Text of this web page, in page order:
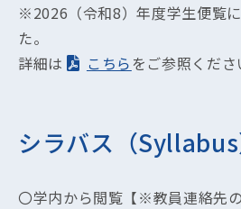
※2026（令和8）年度学生便覧
た。
詳細は
こちら をご参照くださ
シラバス（Syllabus
〇学内から閲覧【※教員連絡先の